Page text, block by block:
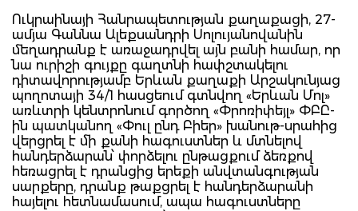
Ուկրաինայի Հանրապետության քաղաքացի, 27-
ամյա Գաննա Ալեքսանդրի Սոլույանովանին
մեղադրանք է առաջադրվել այն բանի համար, որ
նա ուրիշի գույքը գաղտնի հափշտակելու
դիտավորությամբ Երևան քաղաքի Արշակունյաց
պողոտայի 34/1 հասցեում գտնվող «Երևան Մոլ»
առևտրի կենտրոնում գործող «Փրոռիփեյլ» ՓԲԸ-
ին պատկանող «Փուլ ընդ Բիեր» խանութ-սրահից
վերցրել է մի քանի հագուստներ և մտնելով
հանդերձարան՝ փորձելու ընթացքում ձեռքով
հեռացրել է դրանցից երեքի անվտանգության
սարքերը, դրանք թաքցրել է հանդերձարանի
հայելու հետնամասում, ապա հագուստները